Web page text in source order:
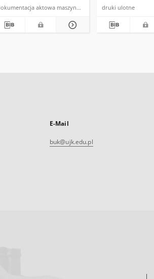
dokumentacja aktowa maszynopis powielonydruki ulotne
E-Mail
buk@ujk.edu.pl